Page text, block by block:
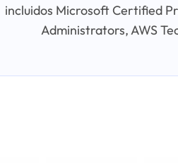
incluidos Microsoft Certified
Administrators, AWS